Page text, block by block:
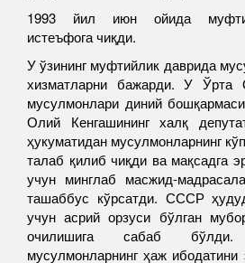
1993 йил июн ойида
истеъфога чиқди.
У ўзининг муфтийлик даврида
хизматларни бажарди. У Ўрта
мусулмонлари диний
Олий Кенгашининг халқ
ҳукуматидан мусулмонларнинг
талаб қилиб чиқди ва мақсадга
учун минглаб масжид-
ташаббус кўрсатди. СССР
учун асрий орзуси бўлган
очилишига сабаб
мусулмонларнинг ҳаж